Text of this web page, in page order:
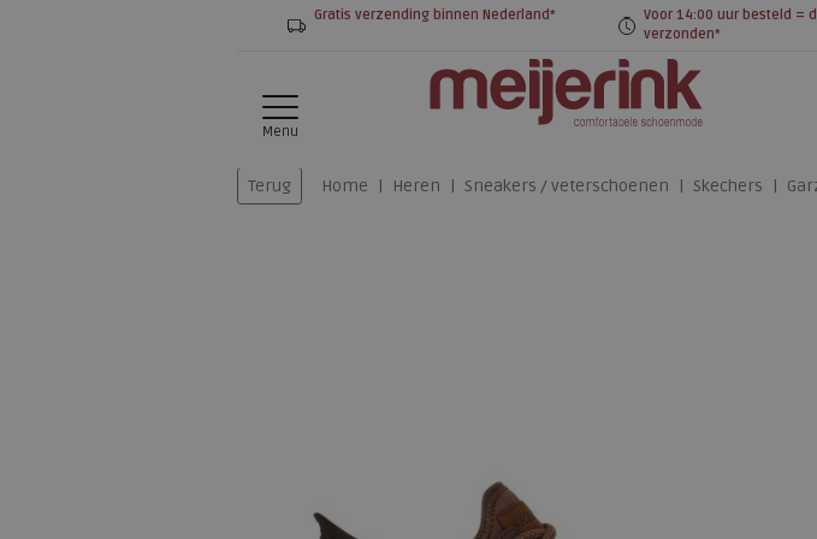
Gratis verzending binnen Nederland*
Voor 14:00 uur besteld =
verzonden*
Menu
Terug Home Heren Sneakers / veterschoenen Skechers